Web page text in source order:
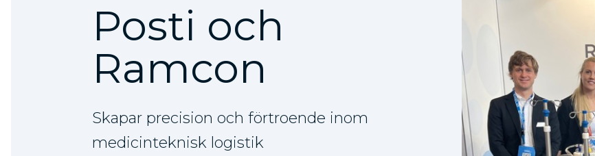
Posti och
Ramcon
Skapar precision och förtroende inom
medicinteknisk logistik